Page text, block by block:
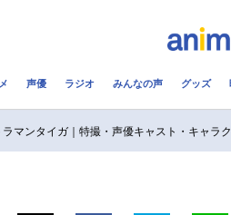
声優 ラジオ みんなの声 グッズ
ラマンタイガ｜特撮・声優キャスト・キャラ